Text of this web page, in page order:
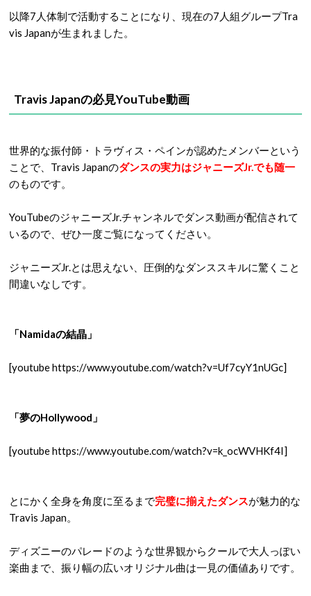
以降7人体制で活動することになり、現在の7人組グループTra
vis Japanが生まれました。
Travis Japanの必見YouTube動画
世界的な振付師・トラヴィス・ペインが認めたメンバーという
ことで、Travis Japanのダンスの実力はジャニーズJr.でも随一
のものです。
YouTubeのジャニーズJr.チャンネルでダンス動画が配信されて
いるので、ぜひ一度ご覧になってください。
ジャニーズJr.とは思えない、圧倒的なダンススキルに驚くこと
間違いなしです。
「Namidaの結晶」
[youtube https://www.youtube.com/watch?v=Uf7cyY1nUGc]
「夢のHollywood」
[youtube https://www.youtube.com/watch?v=k_ocWVHKf4I]
とにかく全身を角度に至るまで完璧に揃えたダンスが魅力的な
Travis Japan。
ディズニーのパレードのような世界観からクールで大人っぽい
楽曲まで、振り幅の広いオリジナル曲は一見の価値ありです。